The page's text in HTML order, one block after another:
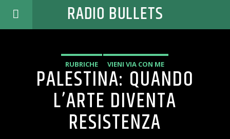
RADIO BULLETS
RUBRICHE VIENI VIA CON ME
PALESTINA: QUANDO
L’ARTE DIVENTA
RESISTENZA